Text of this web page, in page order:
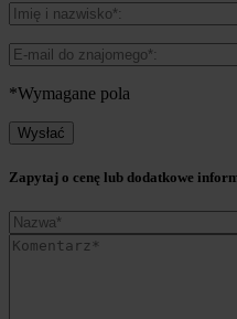
*Wymagane pola
Zapytaj o cenę lub dodatkowe